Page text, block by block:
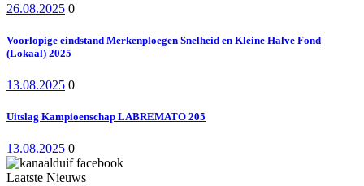
26.08.2025 0
Voorlopige eindstand Merkenploegen Snelheid en Kleine Halve Fond
(Lokaal) 2025
13.08.2025 0
Uitslag Kampioenschap LABREMATO 205
13.08.2025 0
Laatste Nieuws